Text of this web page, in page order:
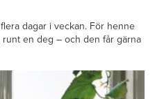
dagar i veckan. För henne
en deg – och den får gärna